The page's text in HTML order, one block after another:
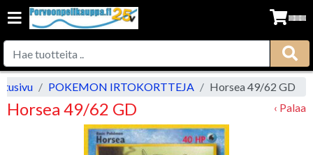
POKEMON IRTOKORTTEJA Horsea 49/62 GD
Horsea 49/62 GD ‹ Palaa